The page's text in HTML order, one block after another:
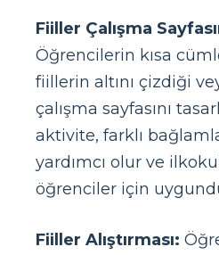
Fiiller Çalışma
Öğrencilerin kısa
fiillerin altını çizdiği
çalışma sayfasını
aktivite, farklı
yardımcı olur ve
öğrenciler için
Fiiller Alıştırması: